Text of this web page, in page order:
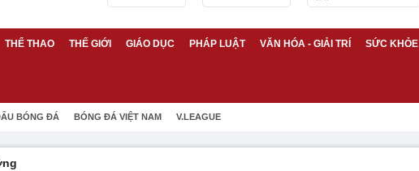
THỂ THAO THẾ GIỚI GIÁO DỤC PHÁP LUẬT VĂN HÓA - GIẢI TRÍ SỨC KHỎE
BÓNG ĐÁ BÓNG ĐÁ VIỆT NAM V.LEAGUE